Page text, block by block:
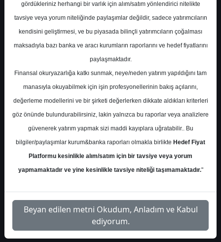
Gedik Yatırım Anadolu Grubu Holding için
hedef fiyatını 339,0 TL, tavsiyesini ise
'Endekse Paralel Getiri' olarak belirledi.
gördükleriniz herhangi bir varlık için alım/satım yönlendirici nitelikte
tavsiye veya yorum niteliğinde paylaşımlar değildir, sadece yatırımcıların
kendisini geliştirmesi, ve bu piyasada bilinçli yatırımcıların çoğalması
maksadıyla bazı banka ve aracı kurumların raporlarını ve hedef fiyatlarını
paylaşmaktadır.
Finansal okuryazarlığa katkı sunmak, neye/neden yatırım yapıldığını tam
manasıyla okuyabilmek için işin profesyonellerinin bakış açılarını,
değerleme modellerini ve bir şirketi değerlerken dikkate aldıkları kriterleri
göz önünde bulundurabilirsiniz, lakin yalnızca bu raporlar veya analizlere
güvenerek yatırım yapmak sizi maddi kayıplara uğratabilir.. Bu
bilgiler/paylaşımlar kurum&banka raporları olmakla birlikte Hedef Fiyat
Platformu kesinlikle alım/satım için bir tavsiye veya yorum
yapmamaktadır ve yine kesinlikle tavsiye niteliği taşımamaktadır."
Beyan edilen metni Okudum, Anladım ve Kabul
ediyorum.